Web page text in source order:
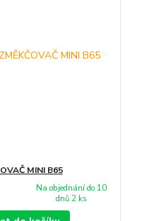
MINI B65
Na objednání do 10
dnů 2 ks